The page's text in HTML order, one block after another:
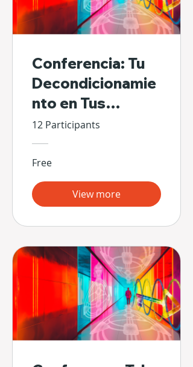
Conferencia: Tu
Decondicionamie
nto en Tus
Propias Manos
12 Participants
Free
View more